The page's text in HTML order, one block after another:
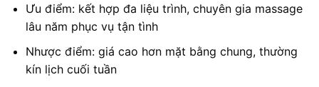
Ưu điểm: kết hợp đa liệu trình, chuyên gia massage
lâu năm phục vụ tận tình
Nhược điểm: giá cao hơn mặt bằng chung, thường
kín lịch cuối tuần